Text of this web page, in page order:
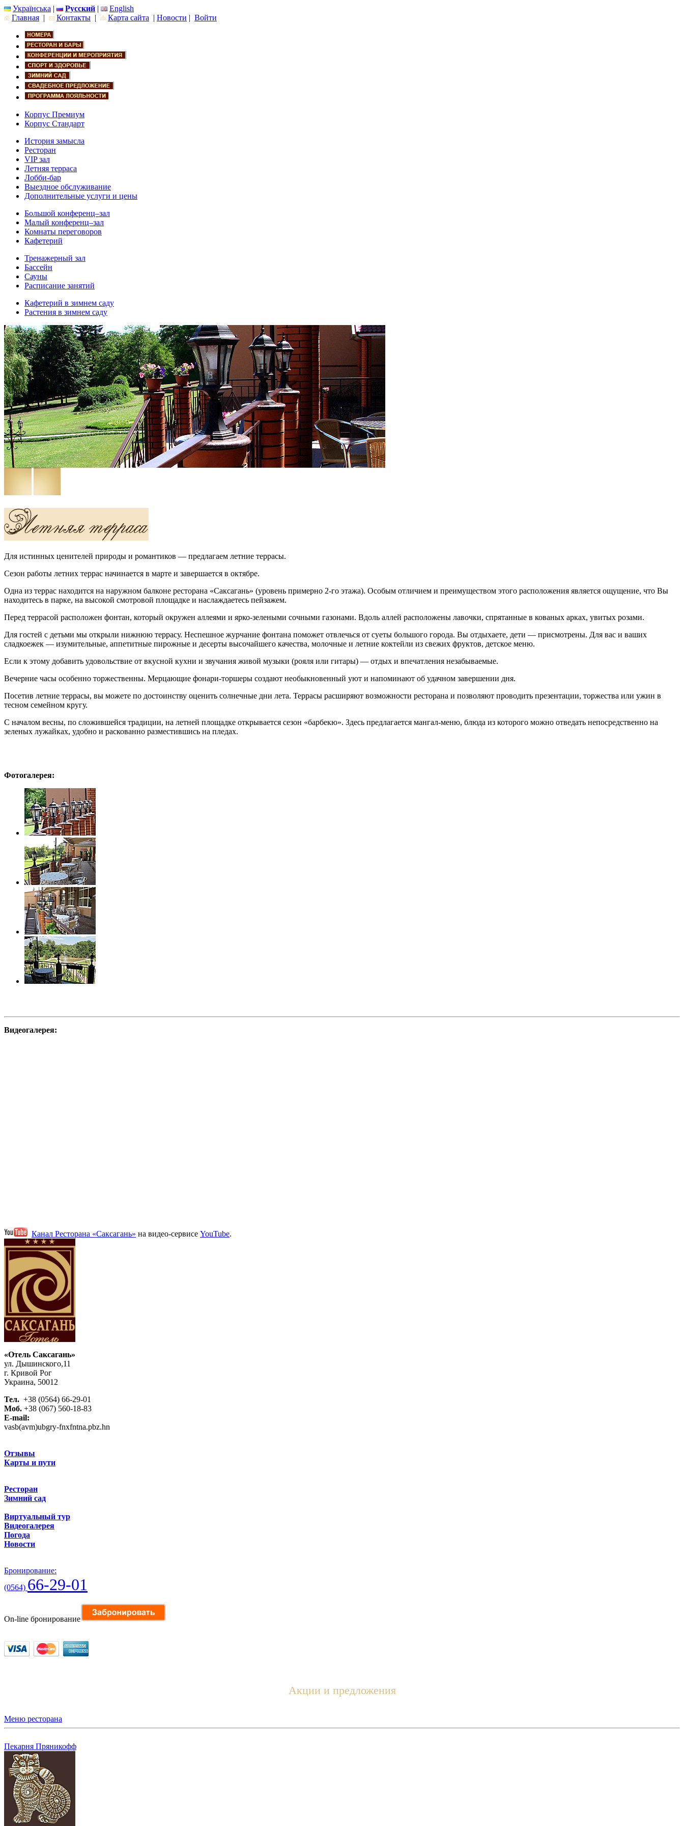
Українська | Русский |
English
Главная | Контакты | Карта сайта | Новости | Войти
Корпус Премиум
Корпус Стандарт
История замысла
Ресторан
VIP зал
Летняя терраса
Лобби-бар
Выездное обслуживание
Дополнительные услуги и цены
Большой конференц–зал
Малый конференц–зал
Комнаты переговоров
Кафетерий
Тренажерный зал
Бассейн
Сауны
Расписание занятий
Кафетерий в зимнем саду
Растения в зимнем саду
Для истинных ценителей природы и романтиков — предлагаем летние террасы.
Сезон работы летних террас начинается в марте и завершается в октябре.
Одна из террас находится на наружном балконе ресторана «Саксагань» (уровень примерно 2-го этажа). Особым отличием и преимуществом этого расположения является ощущение, что Вы
находитесь в парке, на высокой смотровой площадке и наслаждаетесь пейзажем.
Перед террасой расположен фонтан, который окружен аллеями и ярко-зелеными сочными газонами. Вдоль аллей расположены лавочки, спрятанные в кованых арках, увитых розами.
Для гостей с детьми мы открыли нижнюю террасу. Неспешное журчание фонтана поможет отвлечься от суеты большого города. Вы отдыхаете, дети — присмотрены. Для вас и ваших
сладкоежек — изумительные, аппетитные пирожные и десерты высочайшего качества, молочные и летние коктейли из свежих фруктов, детское меню.
Если к этому добавить удовольствие от вкусной кухни и звучания живой музыки (рояля или гитары) — отдых и впечатления незабываемые.
Вечерние часы особенно торжественны. Мерцающие фонари-торшеры создают необыкновенный уют и напоминают об удачном завершении дня.
Посетив летние террасы, вы можете по достоинству оценить солнечные дни лета. Террасы расширяют возможности ресторана и позволяют проводить презентации, торжества или ужин в
тесном семейном кругу.
С началом весны, по сложившейся традиции, на летней площадке открывается сезон «барбекю». Здесь предлагается мангал-меню, блюда из которого можно отведать непосредственно на
зеленых лужайках, удобно и раскованно разместившись на пледах.
Фотогалерея:
Видеогалерея:
Канал Ресторана «Саксагань» на видео-сервисе YouTube.
«Отель Саксагань»
ул. Дышинского,11
г. Кривой Рог
Украина, 50012
Тел. +38 (0564) 66-29-01
Моб. +38 (067) 560-18-83
E-mail:
vasb(avm)ubgry-fnxfntna.pbz.hn
Отзывы
Карты и пути
Ресторан
Зимний сад
Виртуальный тур
Видеогалерея
Погода
Новости
Бронирование:
(0564) 66-29-01
On-line бронирование
Акции и предложения
Меню ресторана
Пекарня Пряникофф